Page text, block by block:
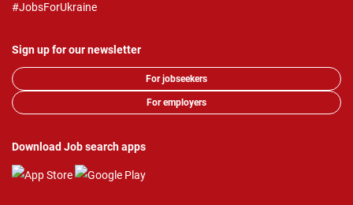
#JobsForUkraine
Sign up for our newsletter
For jobseekers
For employers
Download Job search apps